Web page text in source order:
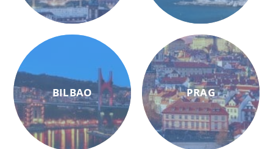
BILBAO PRAG